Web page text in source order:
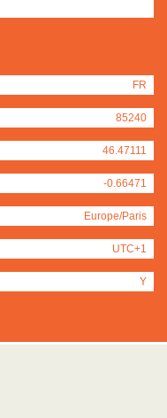
FR
85240
46.47111
-0.66471
Europe/Paris
UTC+1
Y